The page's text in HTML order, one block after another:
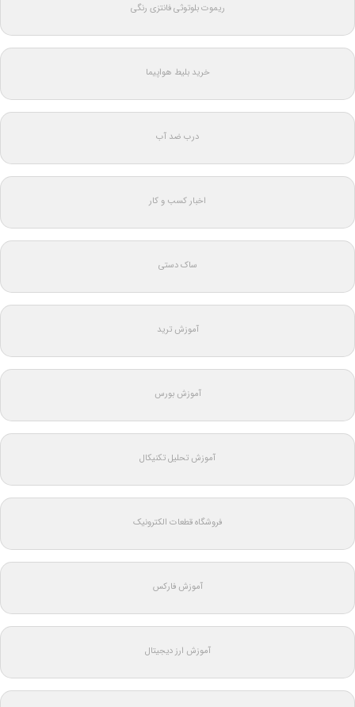
ریموت بلوتوثی فانتزی رنگی
خرید بلیط هواپیما
درب ضد آب
اخبار کسب و کار
ساک دستی
آموزش ترید
آموزش بورس
آموزش تحلیل تکنیکال
فروشگاه قطعات الکترونیک
آموزش فارکس
آموزش ارز دیجیتال